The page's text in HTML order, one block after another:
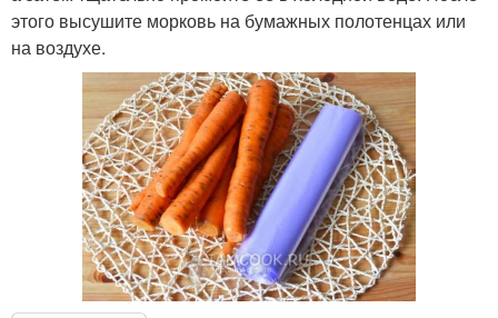
этого высушите морковь на бумажных полотенцах или
на воздухе.